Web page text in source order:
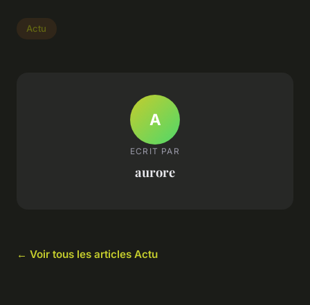
Actu
A
ECRIT PAR
aurore
← Voir tous les articles Actu